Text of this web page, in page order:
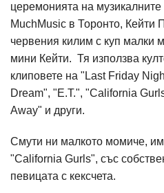
церемонията на
MuchMusic в Торонто, Кейти
червения килим с куп малки
мини Кейти. Тя използва
клиповете на "Last Friday
Dream", "E.T.", "California
Away" и други.
Смути ни малкото момиче,
"California Gurls", със
певицата с кексчета.